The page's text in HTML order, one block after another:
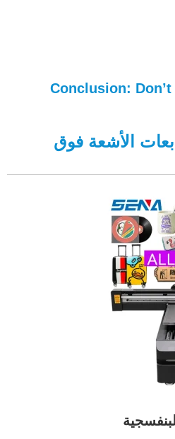
Conclusion:
الأشعة فوق